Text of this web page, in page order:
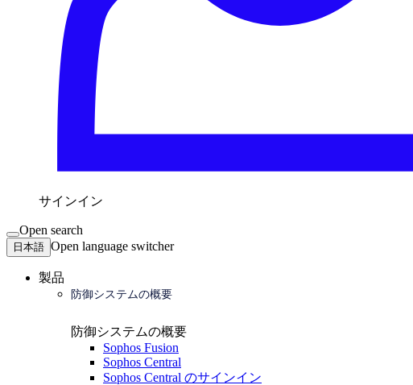
サインイン
Open search
日本語 Open language switcher
製品
防御システムの概要
防御システムの概要
Sophos Fusion
Sophos Central
Sophos Central のサインイン